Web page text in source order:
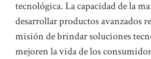
tecnológica. La capacidad de la
desarrollar productos avanzados
misión de brindar soluciones
mejoren la vida de los